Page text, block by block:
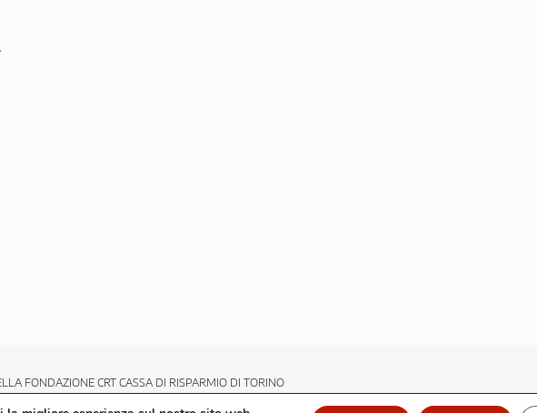
FONDAZIONE CRT CASSA DI RISPARMIO DI TORINO